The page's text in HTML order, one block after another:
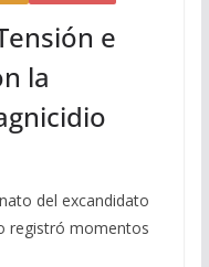
e
la
del excandidato
registró momentos